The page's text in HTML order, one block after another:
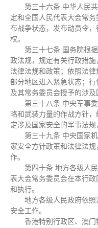
第三十六条 中华人民
定和全国人民代表大会常
布战争状态，发布动员令
权。
第三十七条 国务院根
政法规，规定有关行政措
法律法规和政策；依照法
部分地区进入紧急状态；
及其常务委员会授予的涉及
第三十八条 中央军事
略和武装力量的作战方针
定涉及国家安全的军事法规
第三十九条 中央国家
家安全方针政策和法律法
作。
第四十条 地方各级人
表大会常务委员会在本行
和执行。
地方各级人民政府依
安全工作。
香港特别行政区、澳